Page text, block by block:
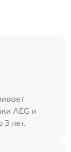
AEG и
3 лет.